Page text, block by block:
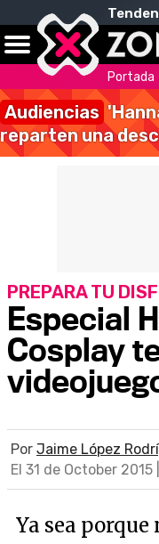
Portada
Audiencias
reparten una
Especial
Cosplay
PREPARA TU
Por Jaime López
El 31 de October 2015
Ya sea